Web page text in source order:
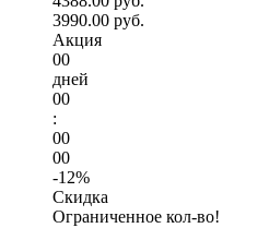
3990.00 руб.
Акция
00
дней
00
:
00
00
-12%
Скидка
Ограниченное кол-во!